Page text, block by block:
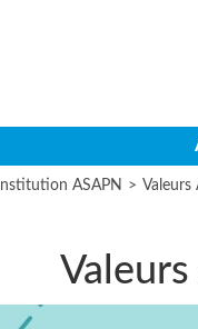
Institution ASAPN >